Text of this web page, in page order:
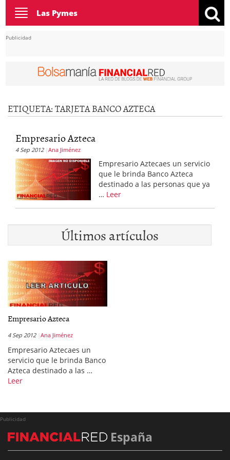
Toggle
navigation
Las Pymes
Publicidad
ETIQUETA:TARJETA BANCO AZTECA
Empresario Azteca
4 Sep 2012 Ana Jiménez
Empresario Aztecaes un servicio
que le brinda Banco Azteca
destinado a las personas que ya
… Leer
Últimos artículos
Empresario Azteca
4 Sep 2012 Ana Jiménez
Empresario Aztecaes un
servicio que le brinda Banco
Azteca destinado a las …
Leer
Publicidad
España